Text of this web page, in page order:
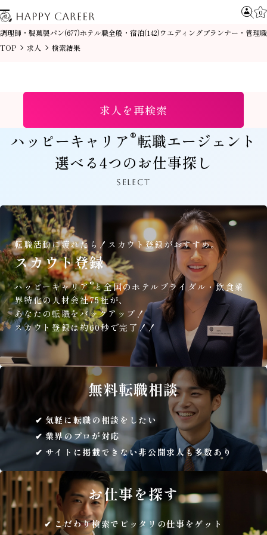
0
調理師・製菓製パン(677)ホテル職全般・宿泊(142)ウエディングプランナー・管理職
TOP
求人 検索結果
求人を再検索
ハッピーキャリア®転職エージェント
選べる4つのお仕事探し
SELECT
転職活動に疲れたら！ スカウト登録がおすすめ。
スカウト登録
ハッピーキャリア®と全国のホテルブライダル・飲食業
界特化の人材会社75社が、
あなたの転職をバックアップ！
スカウト登録は約60秒で完了！！
無料転職相談
気軽に転職の相談をしたい
業界のプロが対応
サイトに掲載できない非公開求人も多数あり
お仕事を探す
こだわり検索でピッタリの仕事をゲット